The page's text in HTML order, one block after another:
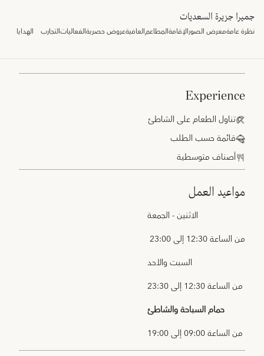
جميرا جزيرة السعديات
نظرة عامةمعرض الصورالإقامةالمطاعمالعافيةعروض حصريةالفعالياتالتجارب الهدايا
experience
تناول الطعام على الشاطئ
قائمة حسب الطلب
أصناف متوسطية
مواعيد العمل
الاثنين - الجمعة
من الساعة 12:30 إلى 23:00
السبت والأحد
من الساعة 12:30 إلى 23:30
حمام السباحة والشاطئ
من الساعة 09:00 إلى 19:00